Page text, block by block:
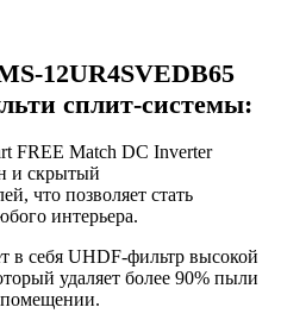
12UR4SVEDB65
сплит-системы:
FREE Match DC Inverter
и скрытый
что позволяет стать
интерьера.
в себя UHDF-фильтр высокой
удаляет более 90% пыли
помещении.